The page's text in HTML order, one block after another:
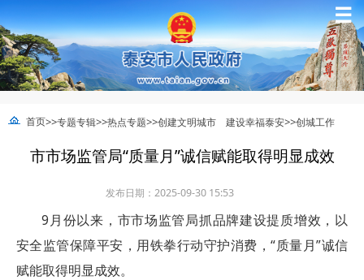
☰
首页>>专题专辑>>热点专题>>创建文明城市 建设幸福泰安>>创城工作
市市场监管局“质量月”诚信赋能取得明显成效
发布日期：2025-09-30 15:53
9月份以来，市市场监管局抓品牌建设提质增效，以
安全监管保障平安，用铁拳行动守护消费，“质量月”诚信
赋能取得明显成效。